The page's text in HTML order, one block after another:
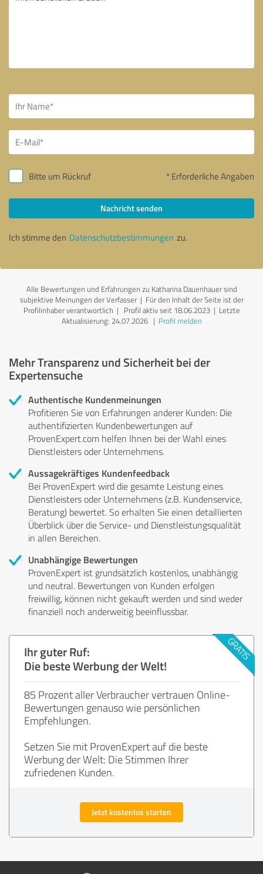
Bitte um Rückruf * Erforderliche Angaben
Nachricht senden
Ich stimme den Datenschutzbestimmungen zu.
Alle Bewertungen und Erfahrungen zu Katharina Dauenhauer sind
subjektive Meinungen der Verfasser | Für den Inhalt der Seite ist der
Profilinhaber verantwortlich | Profil aktiv seit 18.06.2023 | Letzte
Aktualisierung: 24.07.2026| Profil melden
Mehr Transparenz und Sicherheit bei der
Expertensuche
Authentische Kundenmeinungen
Profitieren Sie von Erfahrungen anderer Kunden: Die
authentifizierten Kundenbewertungen auf
ProvenExpert.com helfen Ihnen bei der Wahl eines
Dienstleisters oder Unternehmens.
Aussagekräftiges Kundenfeedback
Bei ProvenExpert wird die gesamte Leistung eines
Dienstleisters oder Unternehmens (z.B. Kundenservice,
Beratung) bewertet. So erhalten Sie einen detaillierten
Überblick über die Service- und Dienstleistungsqualität
in allen Bereichen.
Unabhängige Bewertungen
ProvenExpert ist grundsätzlich kostenlos, unabhängig
und neutral. Bewertungen von Kunden erfolgen
freiwillig, können nicht gekauft werden und sind weder
finanziell noch anderweitig beeinflussbar.
Ihr guter Ruf:
Die beste Werbung der Welt!
85 Prozent aller Verbraucher vertrauen Online-
Bewertungen genauso wie persönlichen
Empfehlungen.
Setzen Sie mit ProvenExpert auf die beste
Werbung der Welt: Die Stimmen Ihrer
zufriedenen Kunden.
Jetzt kostenlos starten